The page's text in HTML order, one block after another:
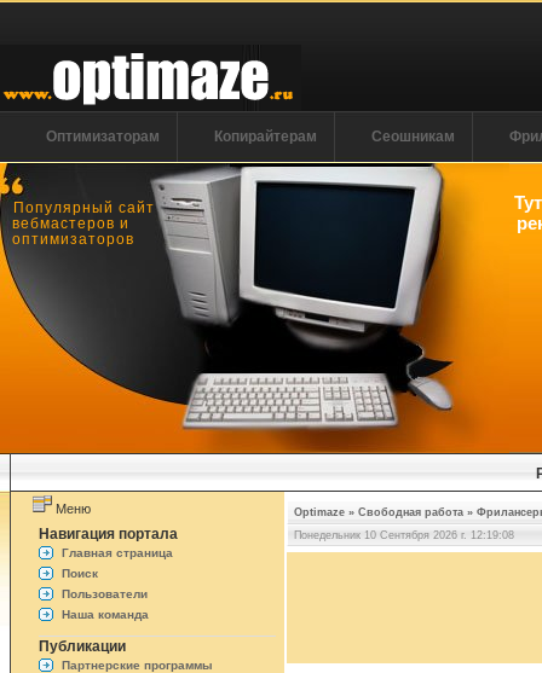
Оптимизаторам Копирайтерам Сеошникам
Популярный сайт
вебмастеров и
оптимизаторов
Меню
Навигация портала
Главная страница
Поиск
Пользователи
Наша команда
Публикации
Партнерские программы
Optimaze » Свободная работа »
Понедельник 10 Сентября 2026 г. 12:19:08